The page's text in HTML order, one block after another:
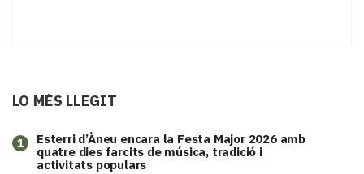
LO MÉS LLEGIT
1
Esterri d’Àneu encara la Festa Major 2026 amb
quatre dies farcits de música, tradició i
activitats populars